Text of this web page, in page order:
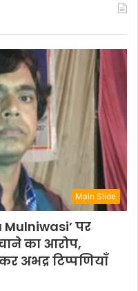
Main Slide
पर
का आरोप,
अभद्र टिप्पणियाँ